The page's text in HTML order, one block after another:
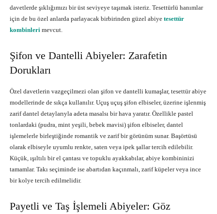
davetlerde şıklığımızı bir üst seviyeye taşımak isteriz. Tesettürlü hanımlar
için de bu özel anlarda parlayacak birbirinden güzel abiye tesettür
kombinleri mevcut.
Şifon ve Dantelli Abiyeler: Zarafetin
Dorukları
Özel davetlerin vazgeçilmezi olan şifon ve dantelli kumaşlar, tesettür abiye
modellerinde de sıkça kullanılır. Uçuş uçuş şifon elbiseler, üzerine işlenmiş
zarif dantel detaylarıyla adeta masalsı bir hava yaratır. Özellikle pastel
tonlardaki (pudra, mint yeşili, bebek mavisi) şifon elbiseler, dantel
işlemelerle birleştiğinde romantik ve zarif bir görünüm sunar. Başörtüsü
olarak elbiseyle uyumlu renkte, saten veya ipek şallar tercih edilebilir.
Küçük, ışıltılı bir el çantası ve topuklu ayakkabılar, abiye kombininizi
tamamlar. Takı seçiminde ise abartıdan kaçınmalı, zarif küpeler veya ince
bir kolye tercih edilmelidir.
Payetli ve Taş İşlemeli Abiyeler: Göz